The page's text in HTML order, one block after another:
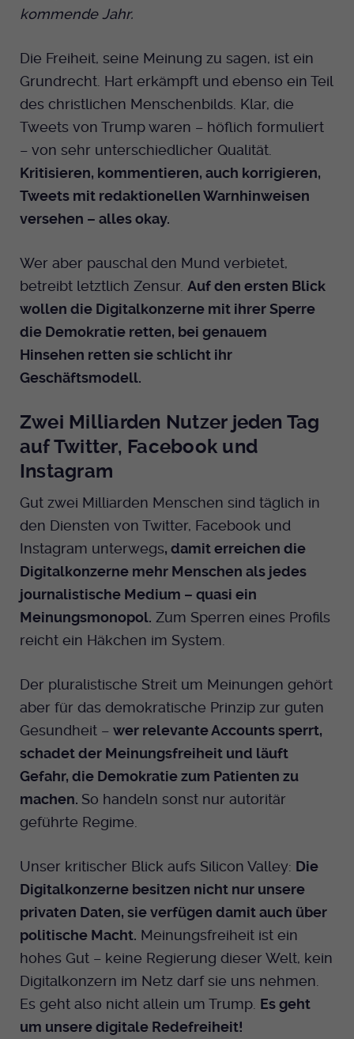
kommende Jahr.
Die Freiheit, seine Meinung zu sagen, ist ein
Grundrecht. Hart erkämpft und ebenso ein Teil
des christlichen Menschenbilds. Klar, die
Tweets von Trump waren – höflich formuliert
– von sehr unterschiedlicher Qualität.
Kritisieren, kommentieren, auch korrigieren,
Tweets mit redaktionellen Warnhinweisen
versehen – alles okay.
Wer aber pauschal den Mund verbietet,
betreibt letztlich Zensur. Auf den ersten Blick
wollen die Digitalkonzerne mit ihrer Sperre
die Demokratie retten, bei genauem
Hinsehen retten sie schlicht ihr
Geschäftsmodell.
Zwei Milliarden Nutzer jeden Tag
auf Twitter, Facebook und
Instagram
Gut zwei Milliarden Menschen sind täglich in
den Diensten von Twitter, Facebook und
Instagram unterwegs, damit erreichen die
Digitalkonzerne mehr Menschen als jedes
journalistische Medium – quasi ein
Meinungsmonopol. Zum Sperren eines Profils
reicht ein Häkchen im System.
Der pluralistische Streit um Meinungen gehört
aber für das demokratische Prinzip zur guten
Gesundheit – wer relevante Accounts sperrt,
schadet der Meinungsfreiheit und läuft
Gefahr, die Demokratie zum Patienten zu
machen. So handeln sonst nur autoritär
geführte Regime.
Unser kritischer Blick aufs Silicon Valley: Die
Digitalkonzerne besitzen nicht nur unsere
privaten Daten, sie verfügen damit auch über
politische Macht. Meinungsfreiheit ist ein
hohes Gut – keine Regierung dieser Welt, kein
Digitalkonzern im Netz darf sie uns nehmen.
Es geht also nicht allein um Trump. Es geht
um unsere digitale Redefreiheit!